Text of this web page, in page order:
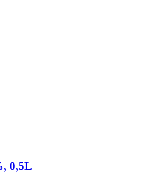
0,5L